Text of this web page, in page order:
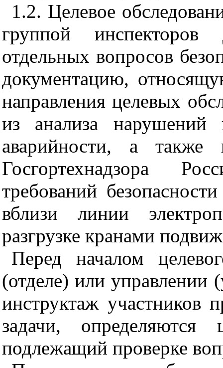
1.2. Целевое
группой инспекторов
отдельных вопросов
документацию,
направления целевых
из анализа нарушений
аварийности, а также
Госгортехнадзора
требований
вблизи линии
разгрузке кранами
Перед началом
(отделе) или управлении
инструктаж участников
задачи,
подлежащий проверке